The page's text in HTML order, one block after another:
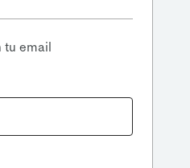
tu email